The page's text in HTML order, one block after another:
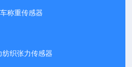
称重传感器
纺织张力传感器